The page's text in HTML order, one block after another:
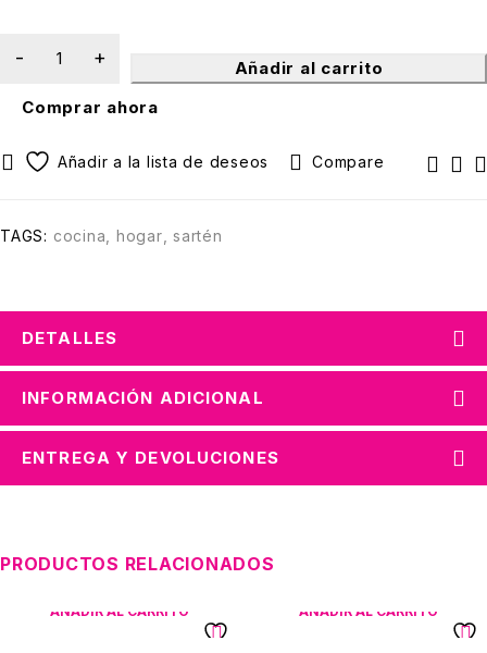
Añadir al carrito
Comprar ahora
Compare
TAGS: cocina hogar sartén
DETALLES
INFORMACIÓN ADICIONAL
ENTREGA Y DEVOLUCIONES
PRODUCTOS RELACIONADOS
AÑADIR AL CARRITO AÑADIR AL CARRITO